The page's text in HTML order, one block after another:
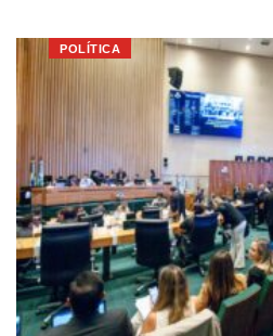
POLÍTICA